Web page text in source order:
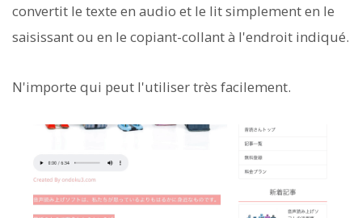
convertit le texte en audio et le lit simplement en le
saisissant ou en le copiant-collant à l'endroit indiqué.
N'importe qui peut l'utiliser très facilement.